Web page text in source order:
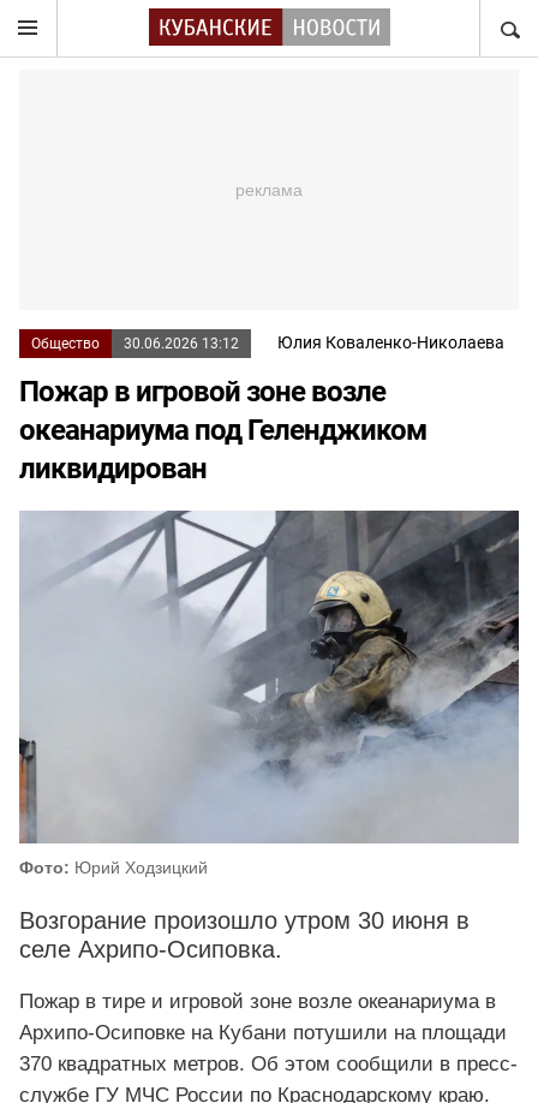
Общество 30.06.2026 13:12 Юлия Коваленко-Николаева
Пожар в игровой зоне возле
океанариума под Геленджиком
ликвидирован
Фото: Юрий Ходзицкий
Возгорание произошло утром 30 июня в
селе Ахрипо-Осиповка.
Пожар в тире и игровой зоне возле океанариума в
Архипо-Осиповке на Кубани потушили на площади
370 квадратных метров. Об этом сообщили в пресс-
службе ГУ МЧС России по Краснодарскому краю.